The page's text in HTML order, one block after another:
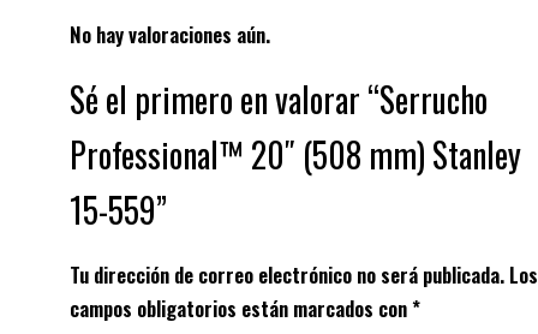
No hay valoraciones aún.
Sé el primero en valorar “Serrucho
Professional™ 20″ (508 mm) Stanley
15-559”
Tu dirección de correo electrónico no será publicada. Los
campos obligatorios están marcados con*